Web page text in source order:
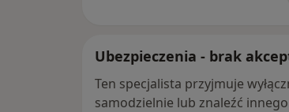
Ubezpieczenia - brak
Ten specjalista przyjmuje
samodzielnie lub znaleźć